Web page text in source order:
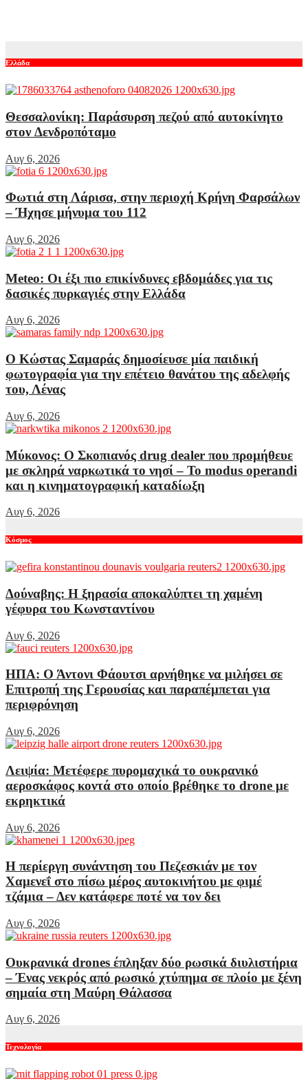
Ελλάδα
Θεσσαλονίκη: Παράσυρση πεζού από αυτοκίνητο
στον Δενδροπόταμο
Αυγ 6, 2026
Φωτιά στη Λάρισα, στην περιοχή Κρήνη Φαρσάλων
– Ήχησε μήνυμα του 112
Αυγ 6, 2026
Meteo: Οι έξι πιο επικίνδυνες εβδομάδες για τις
δασικές πυρκαγιές στην Ελλάδα
Αυγ 6, 2026
Ο Κώστας Σαμαράς δημοσίευσε μία παιδική
φωτογραφία για την επέτειο θανάτου της αδελφής
του, Λένας
Αυγ 6, 2026
Μύκονος: Ο Σκοπιανός drug dealer που προμήθευε
με σκληρά ναρκωτικά το νησί – Το modus operandi
και η κινηματογραφική καταδίωξη
Αυγ 6, 2026
Κόσμος
Δούναβης: Η ξηρασία αποκαλύπτει τη χαμένη
γέφυρα του Κωνσταντίνου
Αυγ 6, 2026
ΗΠΑ: Ο Άντονι Φάουτσι αρνήθηκε να μιλήσει σε
Επιτροπή της Γερουσίας και παραπέμπεται για
περιφρόνηση
Αυγ 6, 2026
Λειψία: Μετέφερε πυρομαχικά το ουκρανικό
αεροσκάφος κοντά στο οποίο βρέθηκε το drone με
εκρηκτικά
Αυγ 6, 2026
Η περίεργη συνάντηση του Πεζεσκιάν με τον
Χαμενεΐ στο πίσω μέρος αυτοκινήτου με φιμέ
τζάμια – Δεν κατάφερε ποτέ να τον δει
Αυγ 6, 2026
Ουκρανικά drones έπληξαν δύο ρωσικά διυλιστήρια
– Ένας νεκρός από ρωσικό χτύπημα σε πλοίο με ξένη
σημαία στη Μαύρη Θάλασσα
Αυγ 6, 2026
Τεχνολογία